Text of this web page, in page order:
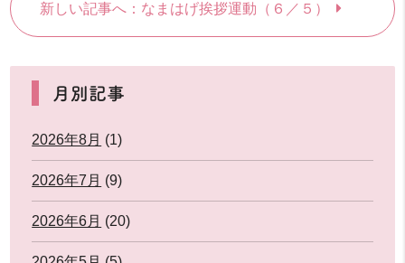
新しい記事へ：なまはげ挨拶運動（６／５）
月別記事
2026年8月 (1)
2026年7月 (9)
2026年6月 (20)